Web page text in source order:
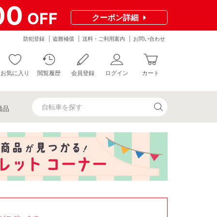
OFF クーポン詳細
防犯登録 盗難補償 送料・ご利用案内 お問い合わせ
お気に入り 閲覧履歴 会員登録 ログイン カート
品